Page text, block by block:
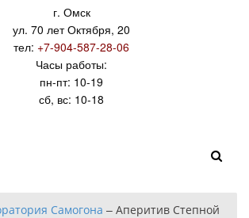
г. Омск
ул. 70 лет Октября, 20
тел: +7-904-587-28-06
Часы работы:
пн-пт: 10-19
сб, вс: 10-18
Самогона – Аперитив Степной